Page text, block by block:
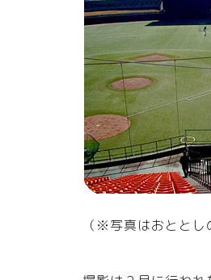
（※写真はおととし